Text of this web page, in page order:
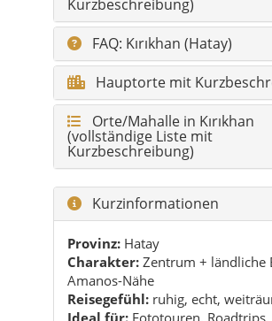
Orte/Mahalle in Kırıkhan
(vollständige Liste mit
Kurzbeschreibung)
Kurzinformationen
Provinz:Hatay
Charakter:Zentrum + ländliche
Amanos-Nähe
Reisegefühl:ruhig, echt,
Ideal für:Fototouren, Roadtrips,
& Entschleunigung
Wichtigste Highlights